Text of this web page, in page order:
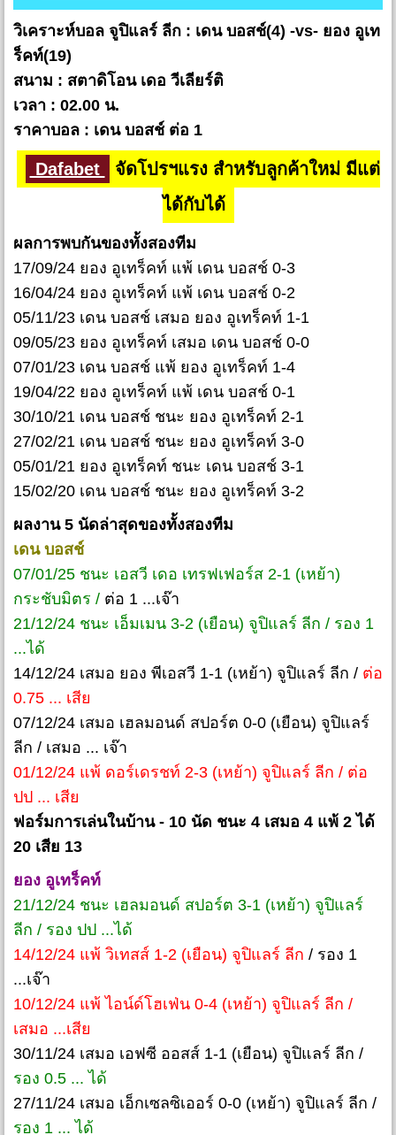
วิเคราะห์บอล จูปิแลร์ ลีก : เดน บอสช์(4) -vs- ยอง อูเท
ร็คท์(19)
สนาม : สตาดิโอน เดอ วีเลียร์ติ
เวลา : 02.00 น.
ราคาบอล : เดน บอสช์ ต่อ 1
Dafabet
จัดโปรฯแรง สำหรับลูกค้าใหม่ มีแต่
ได้กับได้
ผลการพบกันของทั้งสองทีม
17/09/24 ยอง อูเทร็คท์ แพ้ เดน บอสช์ 0-3
16/04/24 ยอง อูเทร็คท์ แพ้ เดน บอสช์ 0-2
05/11/23 เดน บอสช์ เสมอ ยอง อูเทร็คท์ 1-1
09/05/23 ยอง อูเทร็คท์ เสมอ เดน บอสช์ 0-0
07/01/23 เดน บอสช์ แพ้ ยอง อูเทร็คท์ 1-4
19/04/22 ยอง อูเทร็คท์ แพ้ เดน บอสช์ 0-1
30/10/21 เดน บอสช์ ชนะ ยอง อูเทร็คท์ 2-1
27/02/21 เดน บอสช์ ชนะ ยอง อูเทร็คท์ 3-0
05/01/21 ยอง อูเทร็คท์ ชนะ เดน บอสช์ 3-1
15/02/20 เดน บอสช์ ชนะ ยอง อูเทร็คท์ 3-2
ผลงาน 5 นัดล่าสุดของทั้งสองทีม
เดน บอสช์
07/01/25 ชนะ เอสวี เดอ เทรฟเฟอร์ส 2-1 (เหย้า)
กระชับมิตร / ต่อ 1 ...เจ๊า
21/12/24 ชนะ เอ็มเมน 3-2 (เยือน) จูปิแลร์ ลีก / รอง 1
...ได้
14/12/24 เสมอ ยอง พีเอสวี 1-1 (เหย้า) จูปิแลร์ ลีก / ต่อ
0.75 ... เสีย
07/12/24 เสมอ เฮลมอนด์ สปอร์ต 0-0 (เยือน) จูปิแลร์
ลีก / เสมอ ... เจ๊า
01/12/24 แพ้ ดอร์เดรชท์ 2-3 (เหย้า) จูปิแลร์ ลีก / ต่อ
ปป ... เสีย
ฟอร์มการเล่นในบ้าน - 10 นัด ชนะ 4 เสมอ 4 แพ้ 2 ได้
20 เสีย 13
ยอง อูเทร็คท์
21/12/24 ชนะ เฮลมอนด์ สปอร์ต 3-1 (เหย้า) จูปิแลร์
ลีก / รอง ปป ...ได้
14/12/24 แพ้ วิเทสส์ 1-2 (เยือน) จูปิแลร์ ลีก / รอง 1
...เจ๊า
10/12/24 แพ้ ไอน์ด์โฮเฟ่น 0-4 (เหย้า) จูปิแลร์ ลีก /
เสมอ ...เสีย
30/11/24 เสมอ เอฟซี ออสส์ 1-1 (เยือน) จูปิแลร์ ลีก /
รอง 0.5 ... ได้
27/11/24 เสมอ เอ็กเซลซิเออร์ 0-0 (เหย้า) จูปิแลร์ ลีก /
รอง 1 ... ได้